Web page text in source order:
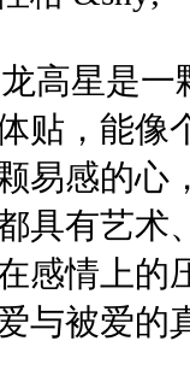
星是一
贴，能像
易感的心
具有艺术
感情上的
与被爱的